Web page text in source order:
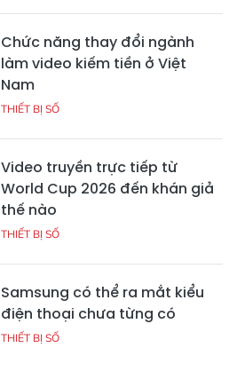
Chức năng thay đổi ngành
làm video kiếm tiền ở Việt
Nam
THIẾT BỊ SỐ
Video truyền trực tiếp từ
World Cup 2026 đến khán giả
thế nào
THIẾT BỊ SỐ
Samsung có thể ra mắt kiểu
điện thoại chưa từng có
THIẾT BỊ SỐ